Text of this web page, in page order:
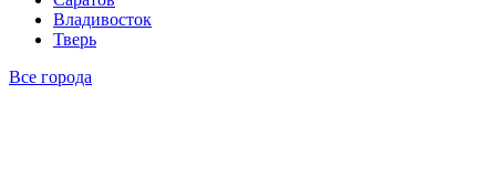
Владивосток
Тверь
Все города